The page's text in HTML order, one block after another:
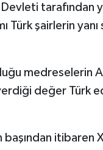
tarafından
Türk şairlerin
medreselerin
değer Türk
başından itibaren